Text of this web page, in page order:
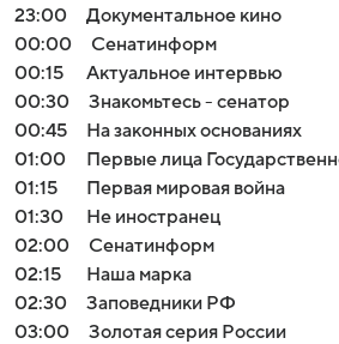
23:00
Документальное кино
00:00
Сенатинформ
00:15
Актуальное интервью
00:30
Знакомьтесь - сенатор
00:45
На законных основаниях
01:00
Первые лица
01:15
Первая мировая война
01:30
Не иностранец
02:00
Сенатинформ
02:15
Наша марка
02:30
Заповедники РФ
03:00
Золотая серия России